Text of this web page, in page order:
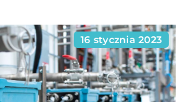
16 stycznia 2023